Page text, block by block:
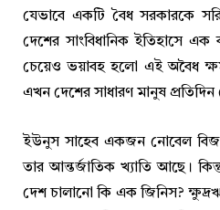
যেভাবে একটি বৈধ সরকারকে
দেশের সাংবিধানিক ইতিহাসে
চেয়েও ভয়াবহ হলো এই অবৈধ
এখন দেশের সাধারণ মানুষ প্রতিদিন
ইউনুস সাহেব একজন নোবেল
তার আন্তর্জাতিক খ্যাতি আছে।
দেশ চালানো কি এক জিনিস? ক্ষুদ্রঋণ